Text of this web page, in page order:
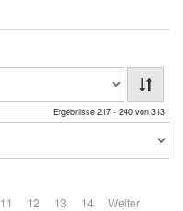
Ergebnisse 217 - 240 von 313
11 12 13 14
Weiter